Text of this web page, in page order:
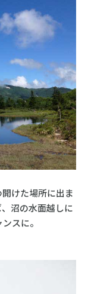
けた場所に出ま
沼の水面越しに
スに。